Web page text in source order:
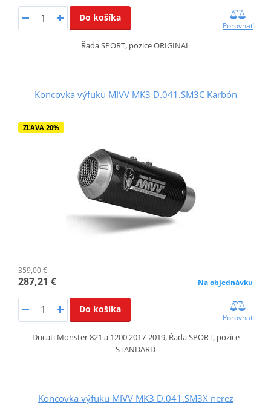
Do košíka
Porovnať
Řada SPORT, pozice ORIGINAL
Koncovka výfuku MIVV MK3 D.041.SM3C Karbón
ZĽAVA 20%
359,00 €
287,21 € Na objednávku
Do košíka
Porovnať
Ducati Monster 821 a 1200 2017-2019, Řada SPORT, pozice
STANDARD
Koncovka výfuku MIVV MK3 D.041.SM3X nerez